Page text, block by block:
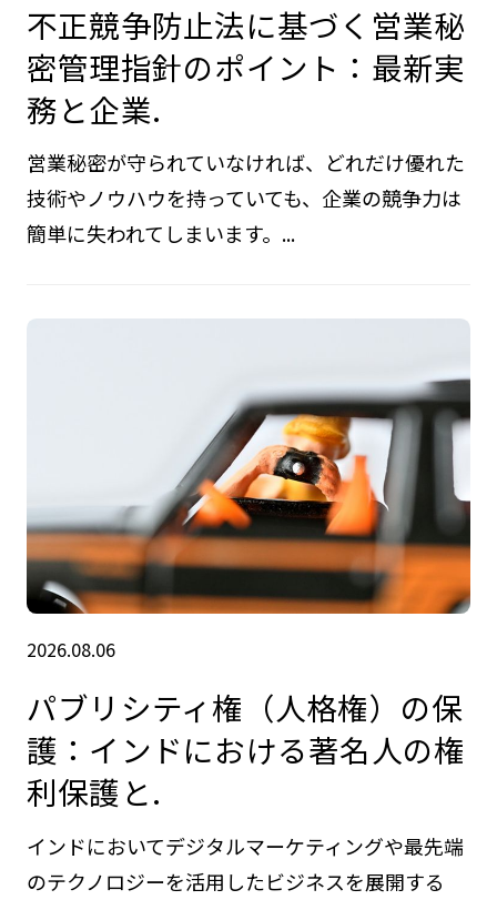
不正競争防止法に基づく営業秘
密管理指針のポイント：最新実
務と企業.
営業秘密が守られていなければ、どれだけ優れた
技術やノウハウを持っていても、企業の競争力は
簡単に失われてしまいます。...
2026.08.06
パブリシティ権（人格権）の保
護：インドにおける著名人の権
利保護と.
インドにおいてデジタルマーケティングや最先端
のテクノロジーを活用したビジネスを展開する